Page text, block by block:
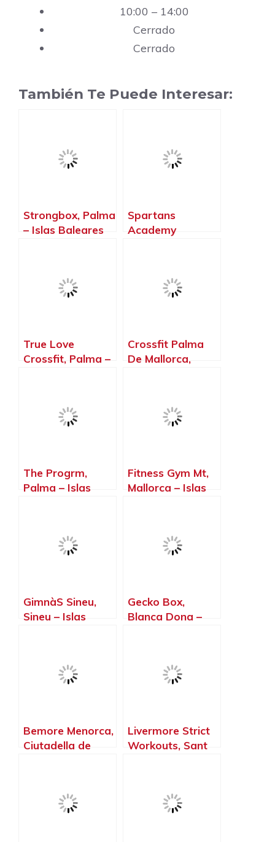
10:00 – 14:00
Cerrado
Cerrado
También Te Puede Interesar:
Strongbox, Palma
– Islas Baleares
Spartans
Academy
True Love
Crossfit, Palma –
Crossfit Palma
De Mallorca,
The Progrm,
Palma – Islas
Fitness Gym Mt,
Mallorca – Islas
GimnàS Sineu,
Sineu – Islas
Gecko Box,
Blanca Dona –
Bemore Menorca,
Ciutadella de
Livermore Strict
Workouts, Sant